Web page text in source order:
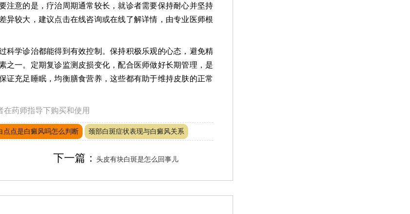
注意的是，疗治周期通常较长，就诊者需要保持耐心并坚持
异较大，建议点击在线咨询或在线了解详情，由专业医师根
科学诊治都能得到有效控制。保持积极乐观的心态，避免精
之一。定期复诊监测皮损变化，配合医师做好长期管理，是
证充足睡眠，均衡膳食营养，这些都有助于维持皮肤的正常
药师指导下购买和使用
点点是白癜风吗怎么判断 颈部白斑症状表现与白癜风关系
下一篇：头皮有块白斑是怎么回事儿